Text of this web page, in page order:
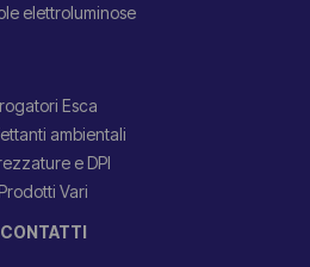
elettroluminose
Esca
ambientali
e DPI
Prodotti Vari
CONTATTI